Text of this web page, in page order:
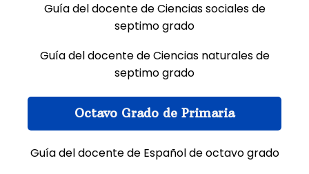
Guía del docente de Ciencias sociales de
septimo grado
Guía del docente de Ciencias naturales de
septimo grado
Octavo Grado de Primaria
Guía del docente de Español de octavo grado